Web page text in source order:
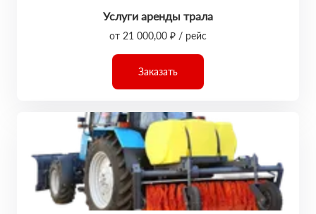
Услуги аренды трала
от 21 000,00 ₽ / рейс
Заказать